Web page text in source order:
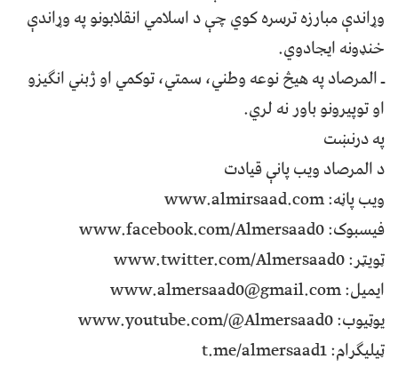
وړاندې مبارزه ترسره کوي چې د اسلامي انقلابونو په وړاندې
خنډونه ایجادوي.
ـ المرصاد په هیڅ نوعه وطني، سمتي، توکمي او ژبني انګیزو
او توپیرونو باور نه لري.
په درنښت
د المرصاد ویب پانې قیادت
ویب پاڼه: www.almirsaad.com
فیسبوک: www.facebook.com/Almersaad0
ټویټر: www.twitter.com/Almersaad0
ایمیل: www.almersaad0@gmail.com
یوټیوب: www.youtube.com/@Almersaad0
ټیلیګرام: t.me/almersaad1